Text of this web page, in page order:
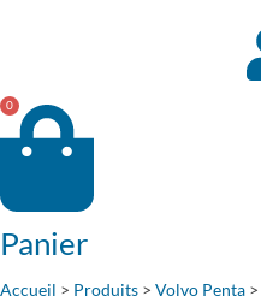
0
Panier
Accueil > Produits > Volvo Penta >